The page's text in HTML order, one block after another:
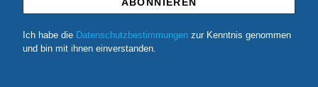
Ich habe die Datenschutzbestimmungen zur Kenntnis genommen
und bin mit ihnen einverstanden.